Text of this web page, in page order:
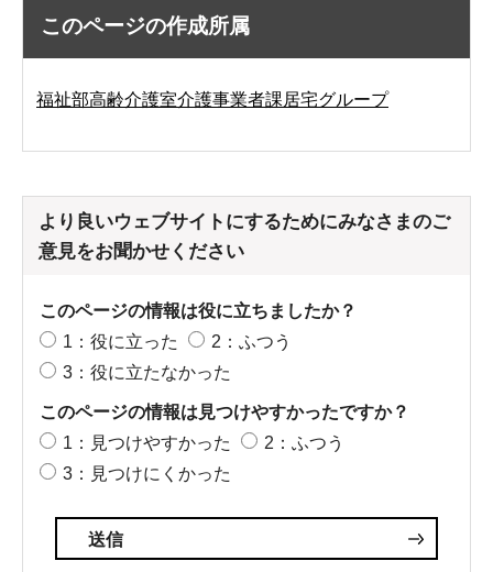
このページの作成所属
福祉部高齢介護室介護事業者課居宅グループ
より良いウェブサイトにするためにみなさまのご
意見をお聞かせください
このページの情報は役に立ちましたか？
1：役に立った
2：ふつう
3：役に立たなかった
このページの情報は見つけやすかったですか？
1：見つけやすかった
2：ふつう
3：見つけにくかった